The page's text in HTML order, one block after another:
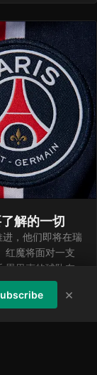
解的一切
，他们即将在瑞
红魔将面对一支
恩里克的球队在
马洛卡。 巴黎
×